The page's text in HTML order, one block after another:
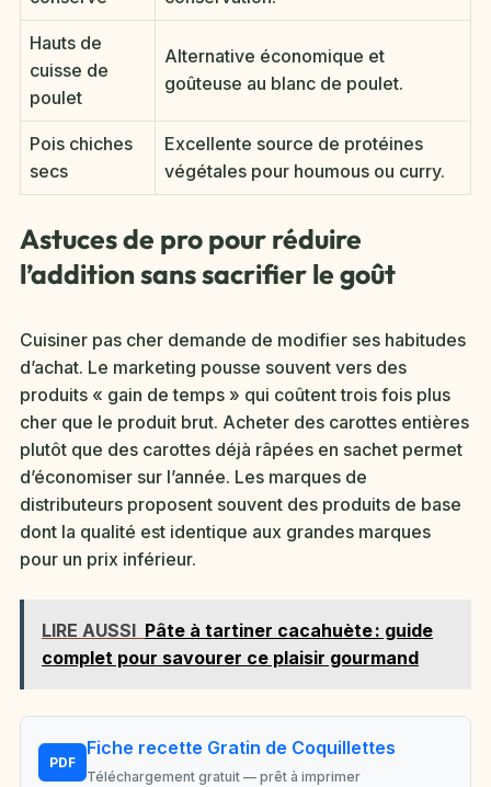
Hauts de
cuisse de
poulet
Alternative économique et
goûteuse au blanc de poulet.
Pois chiches
secs
Excellente source de protéines
végétales pour houmous ou curry.
Astuces de pro pour réduire
l’addition sans sacrifier le goût
Cuisiner pas cher demande de modifier ses habitudes
d’achat. Le marketing pousse souvent vers des
produits « gain de temps » qui coûtent trois fois plus
cher que le produit brut. Acheter des carottes entières
plutôt que des carottes déjà râpées en sachet permet
d’économiser sur l’année. Les marques de
distributeurs proposent souvent des produits de base
dont la qualité est identique aux grandes marques
pour un prix inférieur.
LIRE AUSSI Pâte à tartiner cacahuète : guide
complet pour savourer ce plaisir gourmand
PDF
Fiche recette Gratin de Coquillettes
Téléchargement gratuit — prêt à imprimer